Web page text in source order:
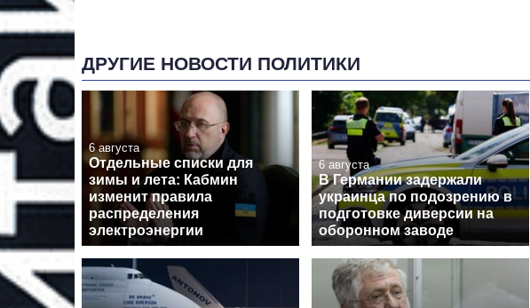
ДРУГИЕ НОВОСТИ ПОЛИТИКИ
6 августа
Отдельные списки для
зимы и лета: Кабмин
изменит правила
распределения
электроэнергии
6 августа
В Германии задержали
украинца по подозрению в
подготовке диверсии на
оборонном заводе